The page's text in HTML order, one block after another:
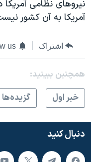
سفر پرزیدنت ترامپ به
نيروهای نظامی آمريکا
آمريکا به آن کشور
اشتراک us
همچنبن ببینید:
خبر اول
گزيده‌ها
دنبال کنید